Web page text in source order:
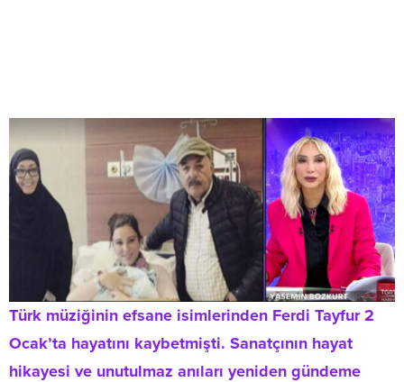
Türk müziğinin efsane isimlerinden Ferdi Tayfur 2
Ocak’ta hayatını kaybetmişti. Sanatçının hayat
hikayesi ve unutulmaz anıları yeniden gündeme